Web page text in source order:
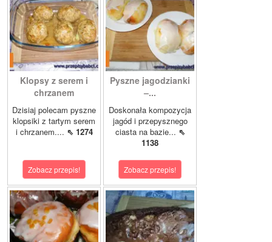
Klopsy z serem i
chrzanem
Dzisiaj polecam pyszne
klopsiki z tartym serem
i chrzanem.... ⇖ 1274
Zobacz przepis!
Pyszne jagodzianki
–...
Doskonała kompozycja
jagód i przepysznego
ciasta na bazie... ⇖
1138
Zobacz przepis!